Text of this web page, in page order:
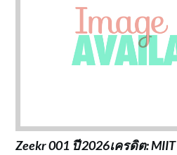
Zeekr 001 ปี 2026เครดิต: MIIT